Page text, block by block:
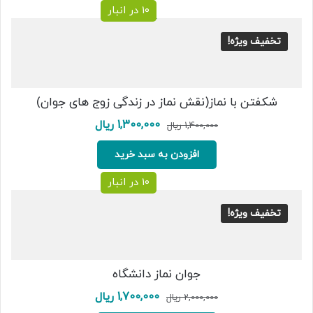
تخفیف ویژه!
10 در انبار
شکفتن با نماز(نقش نماز در زندگی زوج های جوان)
1,400,000 ریال قیمت
اصلی:
1,400,000 ریال
بود.
1,300,000 ریالقیمت
افزودن به سبد خرید
تخفیف ویژه!
10 در انبار
جوان نماز دانشگاه
2,000,000 ریال قیمت
1,700,000 ریالقیمت